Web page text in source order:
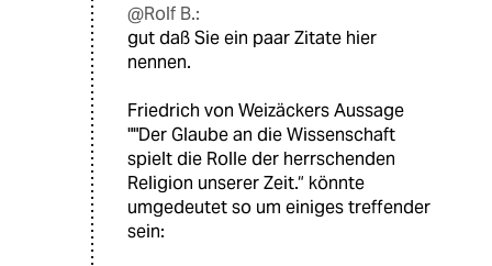
@Rolf B.:
gut daß Sie ein paar Zitate hier
nennen.
Friedrich von Weizäckers Aussage
""Der Glaube an die Wissenschaft
spielt die Rolle der herrschenden
Religion unserer Zeit.“ könnte
umgedeutet so um einiges treffender
sein: